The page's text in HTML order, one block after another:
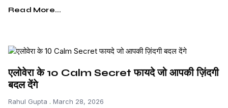
Read More...
एलोवेरा के 10 Calm Secret फायदे जो आपकी ज़िंदगी
बदल देंगे
Rahul Gupta March 28, 2026